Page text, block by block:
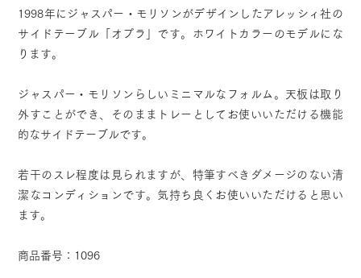
1998年にジャスパー・モリソンがデザインしたアレッシィ社の
サイドテーブル「オプラ」です。ホワイトカラーのモデルにな
ります。
ジャスパー・モリソンらしいミニマルなフォルム。天板は取り
外すことができ、そのままトレーとしてお使いいただける機能
的なサイドテーブルです。
若干のスレ程度は見られますが、特筆すべきダメージのない清
潔なコンディションです。気持ち良くお使いいただけると思い
ます。
商品番号：1096